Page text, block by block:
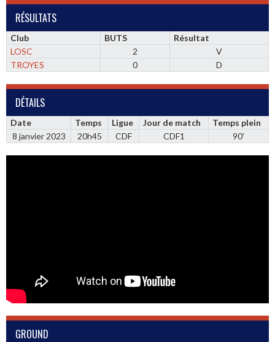
RÉSULTATS
Club BUTS
Résultat
LOSC
2
V
TROYES
0 D
DÉTAILS
Date Temps Ligue Jour de match
Temps plein
8 janvier 2023
20h45 CDF CDF1 90'
GROUND